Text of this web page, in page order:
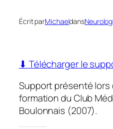
Écrit parMichaeldans
⬇ Télécharger le
Support présenté lors
formation du Club
Boulonnais (2007).